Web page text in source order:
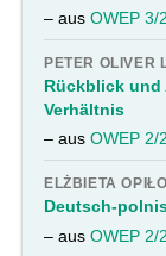
– ausOWEP 3/
PETER OLIVER
Rückblick
Verhältnis
– ausOWEP 2/
ELŻBIETA
Deutsch-
– ausOWEP 2/